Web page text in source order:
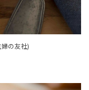
の友社)